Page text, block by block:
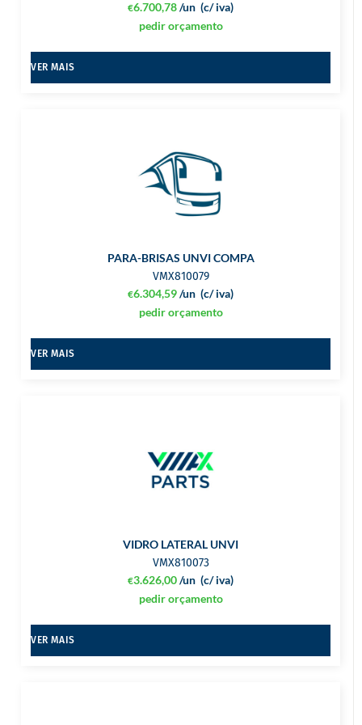
€6.700,78 (c/ iva)
/un
pedir orçamento
VER MAIS
PARA-BRISAS UNVI COMPA
VMX810079
€6.304,59 (c/ iva)
/un
pedir orçamento
VER MAIS
VIDRO LATERAL UNVI
VMX810073
€3.626,00 (c/ iva)
/un
pedir orçamento
VER MAIS